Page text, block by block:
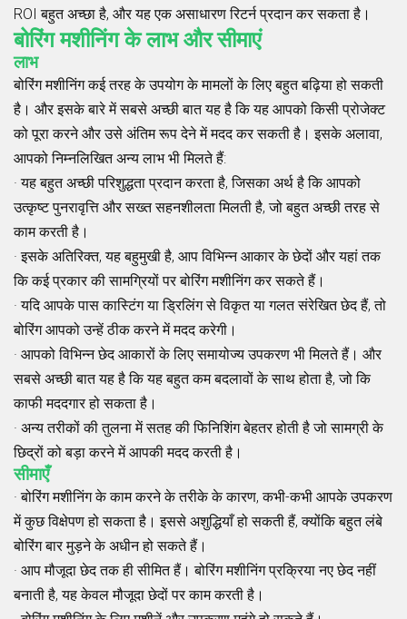
ROI बहुत अच्छा है, और यह एक असाधारण रिटर्न प्रदान कर सकता है।
बोरिंग मशीनिंग के लाभ और सीमाएं
लाभ
बोरिंग मशीनिंग कई तरह के उपयोग के मामलों के लिए बहुत बढ़िया हो सकती
है। और इसके बारे में सबसे अच्छी बात यह है कि यह आपको किसी प्रोजेक्ट
को पूरा करने और उसे अंतिम रूप देने में मदद कर सकती है। इसके अलावा,
आपको निम्नलिखित अन्य लाभ भी मिलते हैं:
· यह बहुत अच्छी परिशुद्धता प्रदान करता है, जिसका अर्थ है कि आपको
उत्कृष्ट पुनरावृत्ति और सख्त सहनशीलता मिलती है, जो बहुत अच्छी तरह से
काम करती है।
· इसके अतिरिक्त, यह बहुमुखी है, आप विभिन्न आकार के छेदों और यहां तक ​​
कि कई प्रकार की सामग्रियों पर बोरिंग मशीनिंग कर सकते हैं।
· यदि आपके पास कास्टिंग या ड्रिलिंग से विकृत या गलत संरेखित छेद हैं, तो
बोरिंग आपको उन्हें ठीक करने में मदद करेगी।
· आपको विभिन्न छेद आकारों के लिए समायोज्य उपकरण भी मिलते हैं। और
सबसे अच्छी बात यह है कि यह बहुत कम बदलावों के साथ होता है, जो कि
काफी मददगार हो सकता है।
· अन्य तरीकों की तुलना में सतह की फिनिशिंग बेहतर होती है जो सामग्री के
छिद्रों को बड़ा करने में आपकी मदद करती है।
सीमाएँ
· बोरिंग मशीनिंग के काम करने के तरीके के कारण, कभी-कभी आपके उपकरण
में कुछ विक्षेपण हो सकता है। इससे अशुद्धियाँ हो सकती हैं, क्योंकि बहुत लंबे
बोरिंग बार मुड़ने के अधीन हो सकते हैं।
· आप मौजूदा छेद तक ही सीमित हैं। बोरिंग मशीनिंग प्रक्रिया नए छेद नहीं
बनाती है, यह केवल मौजूदा छेदों पर काम करती है।